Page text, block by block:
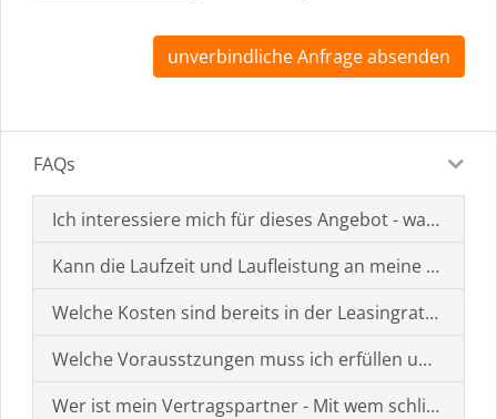
unverbindliche Anfrage absenden
FAQs
Ich interessiere mich für dieses Angebot - was muss
Kann die Laufzeit und Laufleistung an meine
Welche Kosten sind bereits in der Leasingrate
Welche Vorausstzungen muss ich erfüllen um einen
Wer ist mein Vertragspartner - Mit wem schließe ich